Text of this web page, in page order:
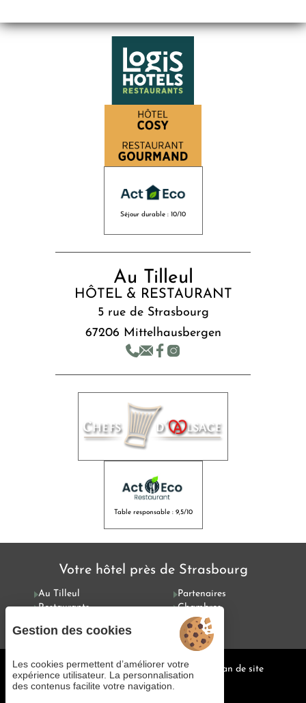
Séjour durable : 10/10
Au Tilleul
HÔTEL & RESTAURANT
5 rue de Strasbourg
67206 Mittelhausbergen
Table responsable : 9,5/10
Votre hôtel près de Strasbourg
Au Tilleul
Partenaires
Restaurants
Chambres
Services
Gestion des cookies Mentions légales
Plan de site
© 2025 Juliana Web créateur
Gestion des cookies
Les cookies permettent d’améliorer votre
expérience utilisateur. La personnalisation
des contenus facilite votre navigation.